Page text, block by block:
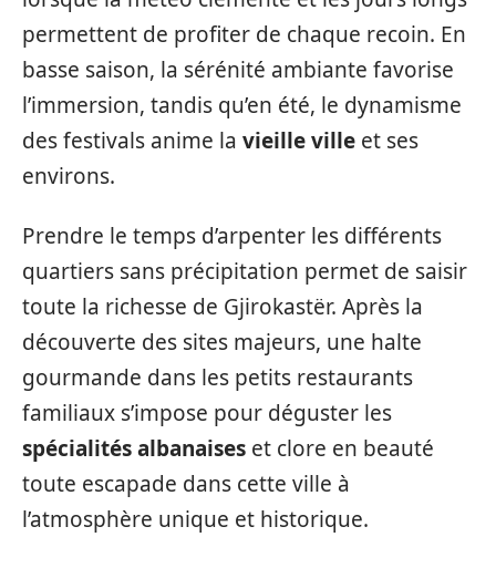
permettent de profiter de chaque recoin. En
basse saison, la sérénité ambiante favorise
l’immersion, tandis qu’en été, le dynamisme
des festivals anime la vieille ville et ses
environs.
Prendre le temps d’arpenter les différents
quartiers sans précipitation permet de saisir
toute la richesse de Gjirokastër. Après la
découverte des sites majeurs, une halte
gourmande dans les petits restaurants
familiaux s’impose pour déguster les
spécialités albanaises et clore en beauté
toute escapade dans cette ville à
l’atmosphère unique et historique.